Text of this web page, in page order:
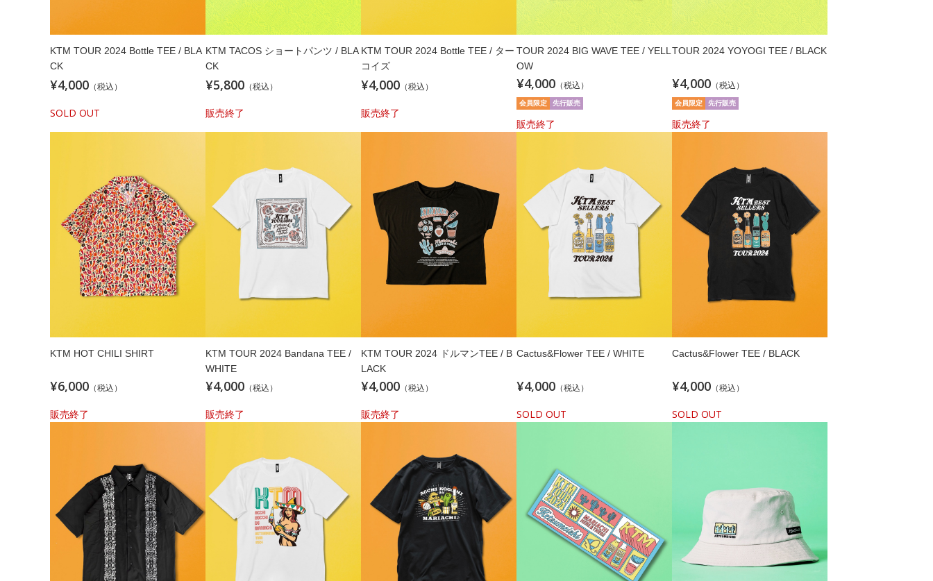
KTM TOUR 2024 Bottle TEE / BLA
CK
¥4,000 （税込）
SOLD OUT
KTM TACOS ショートパンツ / BLA
CK
¥5,800 （税込）
販売終了
KTM TOUR 2024 Bottle TEE / ター
コイズ
¥4,000 （税込）
販売終了
TOUR 2024 BIG WAVE TEE / YELL
OW
¥4,000 （税込）
会員限定 先行販売
販売終了
TOUR 2024 YOYOGI TEE / BLACK
¥4,000 （税込）
会員限定 先行販売
販売終了
KTM HOT CHILI SHIRT
¥6,000 （税込）
販売終了
KTM TOUR 2024 Bandana TEE /
WHITE
¥4,000 （税込）
販売終了
KTM TOUR 2024 ドルマンTEE / B
LACK
¥4,000 （税込）
販売終了
Cactus&Flower TEE / WHITE
¥4,000 （税込）
SOLD OUT
Cactus&Flower TEE / BLACK
¥4,000 （税込）
SOLD OUT